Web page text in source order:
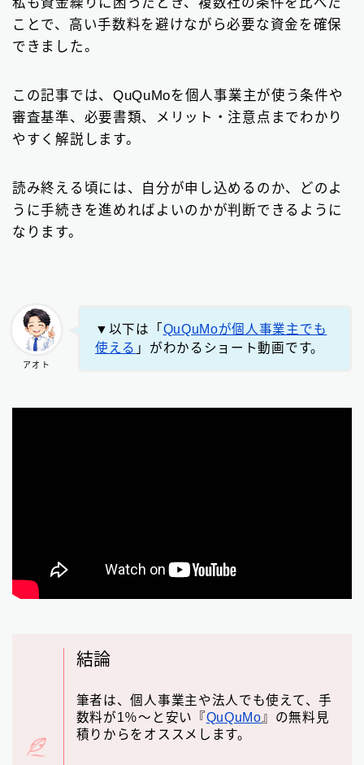
ことで、高い手数料を避けながら必要な資金を確保
できました。
この記事では、QuQuMoを個人事業主が使う条件や
審査基準、必要書類、メリット・注意点までわかり
やすく解説します。
読み終える頃には、自分が申し込めるのか、どのよ
うに手続きを進めればよいのかが判断できるように
なります。
アオト
▼以下は「 QuQuMoが個人事業主でも
使える 」がわかるショート動画です。
結論
筆者は、個人事業主や法人でも使えて、手
数料が1％～と安い『QuQuMo 』の無料見
積りからをオススメします。